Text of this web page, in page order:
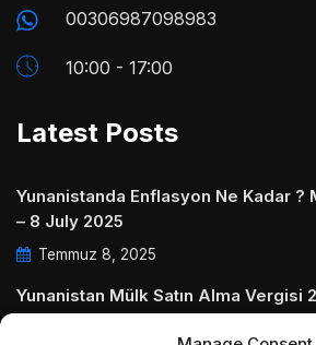
00306987098983
10:00 - 17:00
Latest Posts
Yunanistanda Enflasyon Ne Kadar ?
– 8 July 2025
Temmuz 8, 2025
Yunanistan Mülk Satın Alma Vergisi